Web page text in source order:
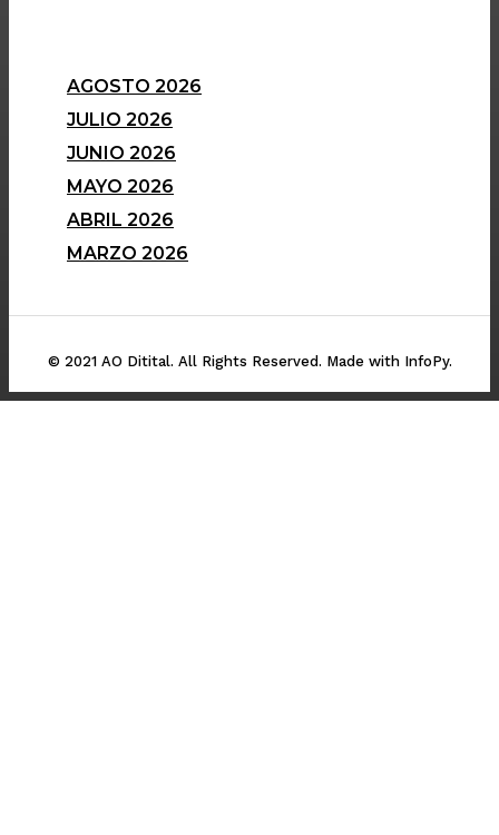
AGOSTO 2026
JULIO 2026
JUNIO 2026
MAYO 2026
ABRIL 2026
MARZO 2026
© 2021 AO Ditital. All Rights Reserved. Made with InfoPy.